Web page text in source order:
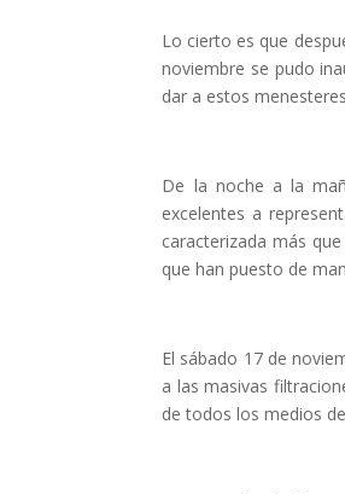
Lo cierto es que
noviembre se pudo
dar a estos
De la noche a la
excelentes a
caracterizada más
que han puesto de
El sábado 17 de
a las masivas
de todos los medios